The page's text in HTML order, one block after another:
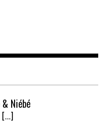
Niébé